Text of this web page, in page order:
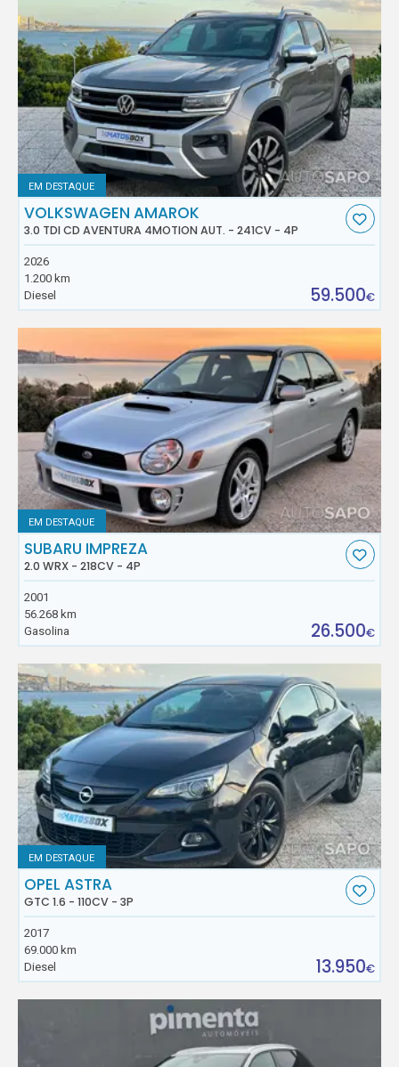
EM DESTAQUE
VOLKSWAGEN AMAROK
3.0 TDI CD AVENTURA 4MOTION AUT. - 241CV - 4P
2026
1.200 km
Diesel
59.500€
EM DESTAQUE
SUBARU IMPREZA
2.0 WRX - 218CV - 4P
2001
56.268 km
Gasolina
26.500€
EM DESTAQUE
OPEL ASTRA
GTC 1.6 - 110CV - 3P
2017
69.000 km
Diesel
13.950€